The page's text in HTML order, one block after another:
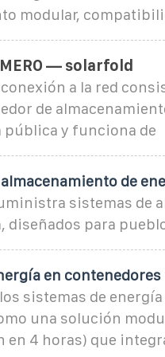
modular,
— solarfold
a la red
de
pública y funciona de
de
sistemas
diseñados para
en
sistemas de
una solución
4 horas) que